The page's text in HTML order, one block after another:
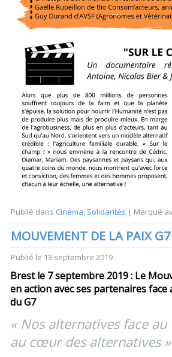
Publié dans Cinéma, Solidarités | Marqué
MOUVEMENT DE LA PAIX
Publié le 13 septembre 2019
Brest le 7 septembre 2019 : Le
en action avec ses partenaires
du G7
« Nos alternatives face
au cœur des alternatives »